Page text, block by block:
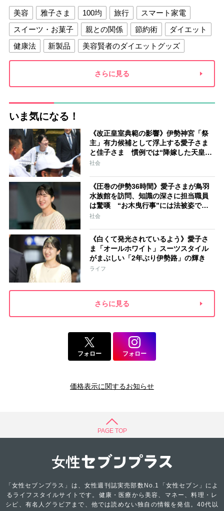
美容 雅子さま 100均 旅行
スマート家電
スイーツ・お菓子
親との関係 節約術
ダイエット
健康法
新製品
美容賢者のダイエットグッズ
夫との関係
新津春子 どか食い
さらに見る
いま気になる！
《改正皇室典範の影響》伊勢神宮「祭
主」有力候補として浮上する愛子さま
と佳子さま 慣例では“降嫁した天皇家
の女性”が就任「結婚と祭祀の狭間で思
社会
《圧巻の伊勢36時間》愛子さまが鳥羽
水族館を訪問、知識の深さに担当職員
は驚嘆 “お木曳行事”には法被姿で参
加「市民に交じって一生懸命引いてお
社会
《白くて発光されているよう》愛子さ
ま「オールホワイト」スーツスタイル
がまぶしい「2年ぶり伊勢路」の輝き
ライフ
さらに見る
フォロー フォロー
価格表示に関するお知らせ
PAGE TOP
「女性セブンプラス」は、女性週刊誌実売部数No.1「女性セブン」によ
るライフスタイルサイトです。健康・医療から美容、マネー、料理・レ
シピ、有名人グラビアまで、他では読めない独自の情報を発信。40代以